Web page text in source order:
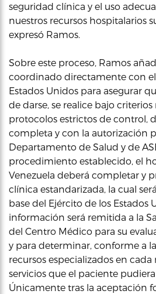
seguridad clínica y el uso
nuestros recursos hospitalarios
expresó Ramos.
Sobre este proceso, Ramos
coordinado directamente con
Estados Unidos para asegurar
de darse, se realice bajo
protocolos estrictos de control,
completa y con la autorización
Departamento de Salud y de
procedimiento establecido, el
Venezuela deberá completar y
clínica estandarizada, la cual
base del Ejército de los Estados
información será remitida a la
del Centro Médico para su
y para determinar, conforme a
recursos especializados en
servicios que el paciente
Únicamente tras la aceptación